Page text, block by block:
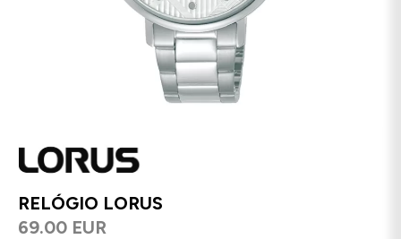
RELÓGIO LORUS
69.00 EUR